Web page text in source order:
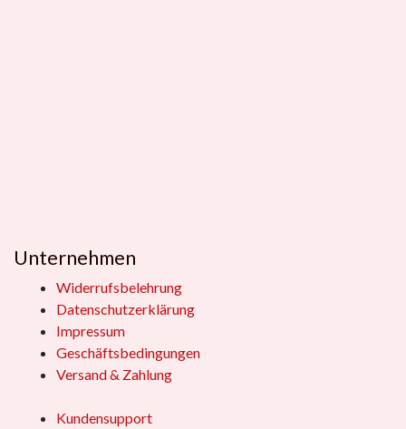
Unternehmen
Widerrufsbelehrung
Datenschutzerklärung
Impressum
Geschäftsbedingungen
Versand & Zahlung
Kundensupport